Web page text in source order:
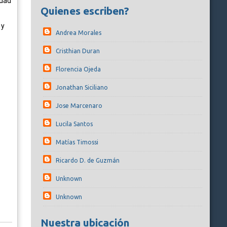
Quienes escriben?
Andrea Morales
Cristhian Duran
Florencia Ojeda
Jonathan Siciliano
Jose Marcenaro
Lucila Santos
Matías Timossi
Ricardo D. de Guzmán
Unknown
Unknown
Nuestra ubicación